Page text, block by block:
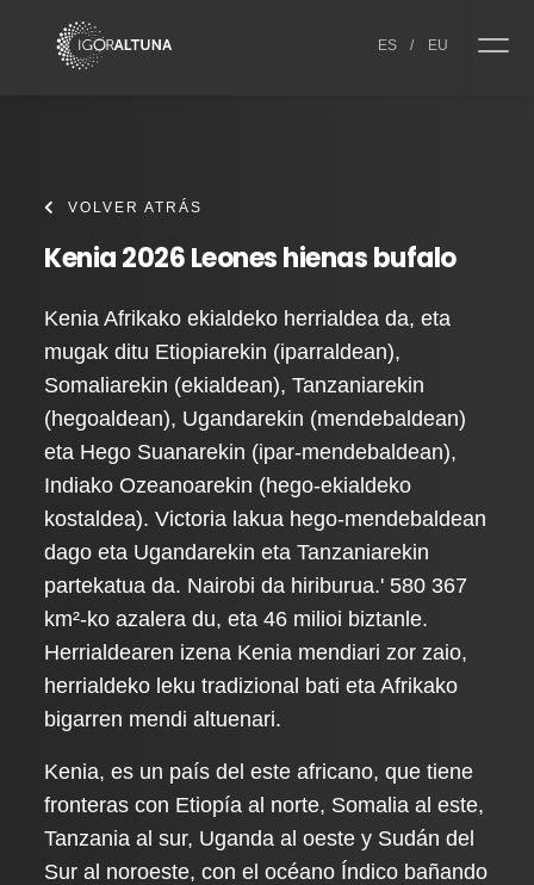
ES / EU
VOLVER ATRÁS
Kenia 2026 Leones hienas bufalo
Kenia Afrikako ekialdeko herrialdea da, eta
mugak ditu Etiopiarekin (iparraldean),
Somaliarekin (ekialdean), Tanzaniarekin
(hegoaldean), Ugandarekin (mendebaldean)
eta Hego Suanarekin (ipar-mendebaldean),
Indiako Ozeanoarekin (hego-ekialdeko
kostaldea). Victoria lakua hego-mendebaldean
dago eta Ugandarekin eta Tanzaniarekin
partekatua da. Nairobi da hiriburua.' 580 367
km²-ko azalera du, eta 46 milioi biztanle.
Herrialdearen izena Kenia mendiari zor zaio,
herrialdeko leku tradizional bati eta Afrikako
bigarren mendi altuenari.
Kenia, es un país del este africano, que tiene
fronteras con Etiopía al norte, Somalia al este,
Tanzania al sur, Uganda al oeste y Sudán del
Sur al noroeste, con el océano Índico bañando